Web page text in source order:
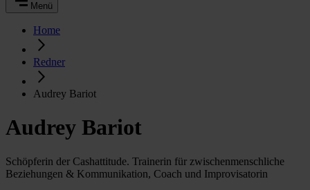
Menü
Home
Redner
Audrey Bariot
Audrey Bariot
Schöpferin der Cashattitude. Trainerin für zwischenmenschliche
Beziehungen & Kommunikation, Coach und Improvisatorin